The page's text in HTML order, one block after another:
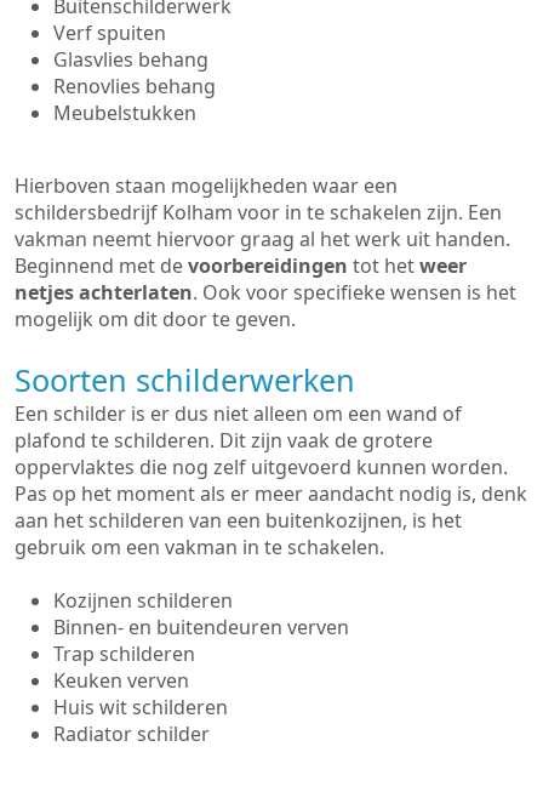
Buitenschilderwerk
Verf spuiten
Glasvlies behang
Renovlies behang
Meubelstukken
Hierboven staan mogelijkheden waar een
schildersbedrijf Kolham voor in te schakelen zijn. Een
vakman neemt hiervoor graag al het werk uit handen.
Beginnend met devoorbereidingen tot hetweer
netjes achterlaten. Ook voor specifieke wensen is het
mogelijk om dit door te geven.
Soorten schilderwerken
Een schilder is er dus niet alleen om een wand of
plafond te schilderen. Dit zijn vaak de grotere
oppervlaktes die nog zelf uitgevoerd kunnen worden.
Pas op het moment als er meer aandacht nodig is, denk
aan het schilderen van een buitenkozijnen, is het
gebruik om een vakman in te schakelen.
Kozijnen schilderen
Binnen- en buitendeuren verven
Trap schilderen
Keuken verven
Huis wit schilderen
Radiator schilder